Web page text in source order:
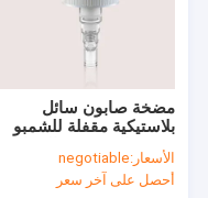
مضخة صابون سائل
بلاستيكية مقفلة للشمبو
وصحة الشعر في الزجاجة
الأسعار:negotiable
أحصل على آخر سعر